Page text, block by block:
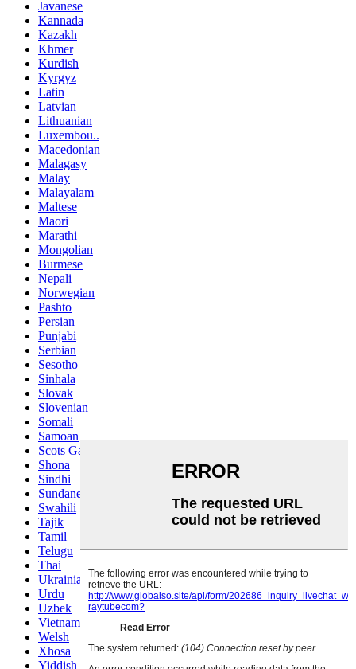
Javanese
Kannada
Kazakh
Khmer
Kurdish
Kyrgyz
Latin
Latvian
Lithuanian
Luxembou..
Macedonian
Malagasy
Malay
Malayalam
Maltese
Maori
Marathi
Mongolian
Burmese
Nepali
Norwegian
Pashto
Persian
Punjabi
Serbian
Sesotho
Sinhala
Slovak
Slovenian
Somali
Samoan
Scots Gaelic
Shona
Sindhi
Sundanese
Swahili
Tajik
Tamil
Telugu
Thai
Ukrainian
Urdu
Uzbek
Vietnamese
Welsh
Xhosa
Yiddish